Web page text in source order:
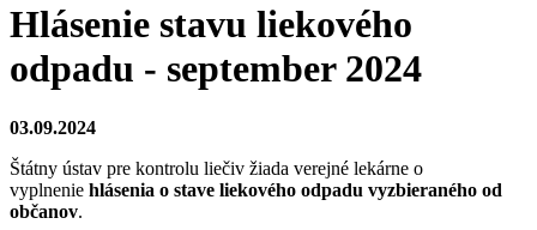
Hlásenie stavu liekového
odpadu - september 2024
03.09.2024
Štátny ústav pre kontrolu liečiv žiada verejné lekárne o
vyplnenie hlásenia o stave liekového odpadu vyzbieraného od
občanov.